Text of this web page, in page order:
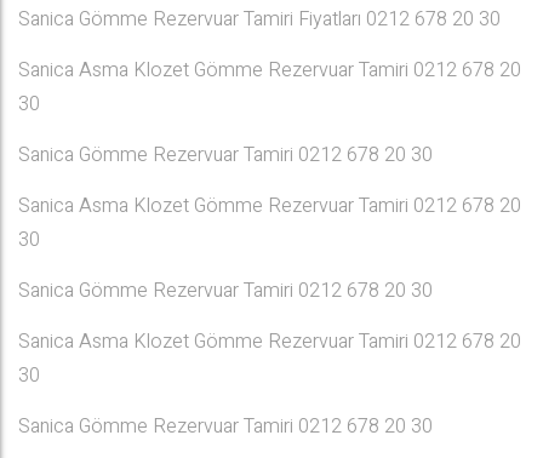
Sanica Gömme Rezervuar Tamiri Fiyatları 0212 678 20 30
Sanica Asma Klozet Gömme Rezervuar Tamiri 0212 678 20
30
Sanica Gömme Rezervuar Tamiri 0212 678 20 30
Sanica Asma Klozet Gömme Rezervuar Tamiri 0212 678 20
30
Sanica Gömme Rezervuar Tamiri 0212 678 20 30
Sanica Asma Klozet Gömme Rezervuar Tamiri 0212 678 20
30
Sanica Gömme Rezervuar Tamiri 0212 678 20 30